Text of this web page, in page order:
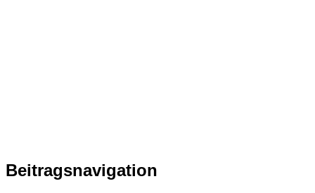
Beitragsnavigation